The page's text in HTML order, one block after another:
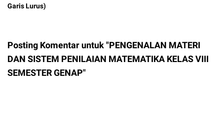
Garis Lurus)
Posting Komentar untuk "PENGENALAN MATERI
DAN SISTEM PENILAIAN MATEMATIKA KELAS VIII
SEMESTER GENAP"